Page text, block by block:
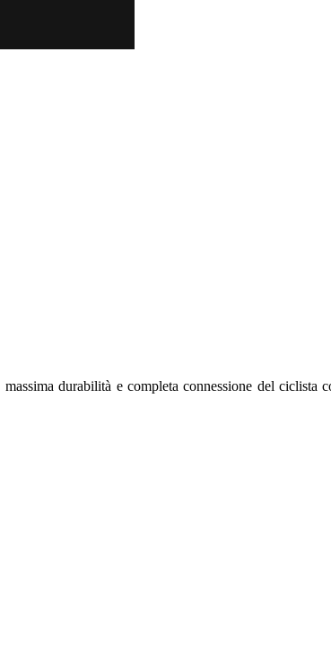
durabilità e completa connessione del ciclista